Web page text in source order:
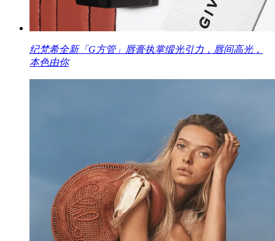
纪梵希全新「G方管」唇膏执掌缎光引力，唇间高光，
本色由你